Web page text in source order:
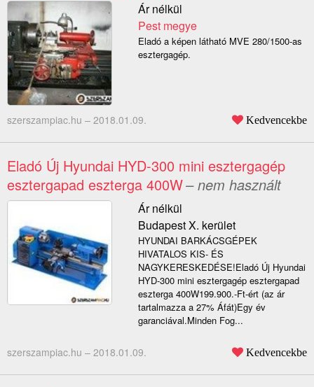
Ár nélkül
Pest megye
Eladó a képen látható MVE 280/1500-as
esztergagép.
szerszampiac.hu – 2018.01.09. Kedvencekbe
Eladó Új Hyundai HYD-300 mini esztergagép
esztergapad eszterga 400W– nem használt
Ár nélkül
Budapest X. kerület
HYUNDAI BARKÁCSGÉPEK
HIVATALOS KIS- ÉS
NAGYKERESKEDÉSE!Eladó Új Hyundai
HYD-300 mini esztergagép esztergapad
eszterga 400W199.900.-Ft-ért (az ár
tartalmazza a 27% Áfát)Egy év
garanciával.Minden Fog...
szerszampiac.hu – 2018.01.09. Kedvencekbe